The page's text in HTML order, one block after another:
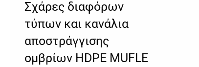
Σχάρες διαφόρων
τύπων και κανάλια
αποστράγγισης
ομβρίων HDPE MUFLE